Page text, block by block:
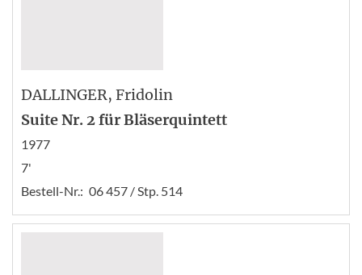
DALLINGER, Fridolin
Suite Nr. 2 für Bläserquintett
1977
7'
Bestell-Nr.: 06 457 / Stp. 514